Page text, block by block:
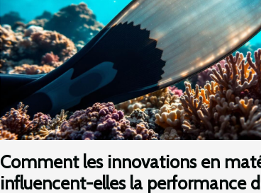
Comment les innovations en
influencent-elles la performance